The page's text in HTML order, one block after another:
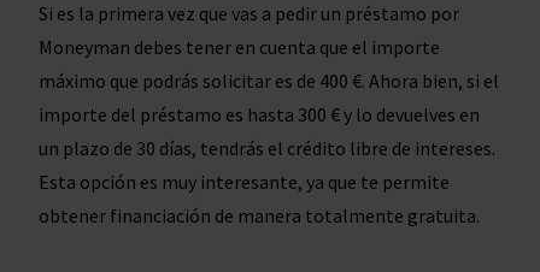
Si es la primera vez que vas a pedir un préstamo por
Moneyman debes tener en cuenta que el importe
máximo que podrás solicitar es de 400 €. Ahora bien, si el
importe del préstamo es hasta 300 € y lo devuelves en
un plazo de 30 días, tendrás el crédito libre de intereses.
Esta opción es muy interesante, ya que te permite
obtener financiación de manera totalmente gratuita.